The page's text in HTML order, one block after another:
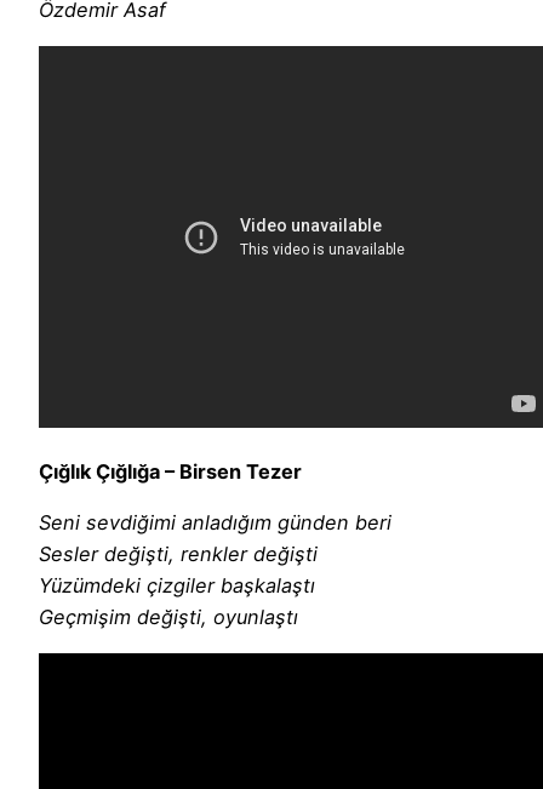
Özdemir Asaf
Çığlık Çığlığa – Birsen Tezer
Seni sevdiğimi anladığım günden beri
Sesler değişti, renkler değişti
Yüzümdeki çizgiler başkalaştı
Geçmişim değişti, oyunlaştı